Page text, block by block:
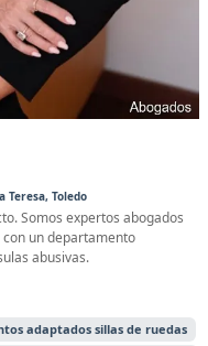
Teresa, Toledo
Somos expertos abogados
un departamento
abusivas.
adaptados sillas de ruedas